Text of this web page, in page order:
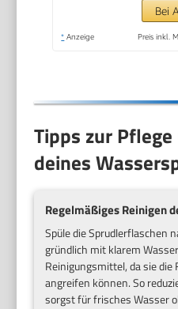
Bei
* Anzeige Preis inkl.
Tipps zur
deines
Regelmäßiges Reinigen
Spüle die Sprudlerflaschen
gründlich mit klarem
Reinigungsmittel, da sie die
angreifen können. So
sorgst für frisches Wasser